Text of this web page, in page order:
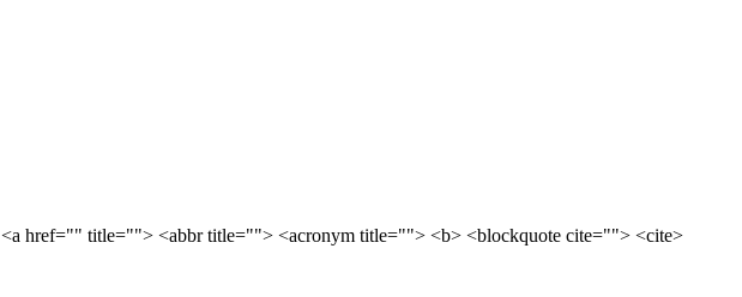
<a href="" title=""> <abbr title=""> <acronym title=""> <b> <blockquote cite=""> <cite>